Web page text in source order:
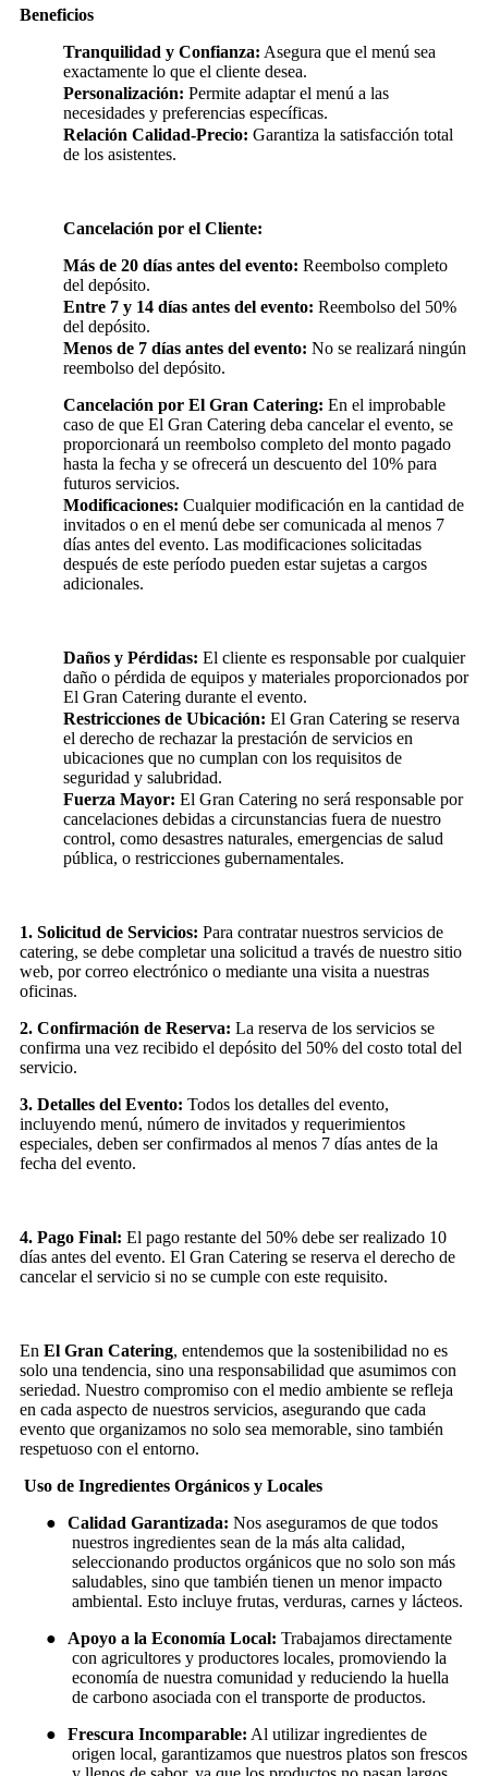
Beneficios
Tranquilidad y Confianza: Asegura que el menú sea
exactamente lo que el cliente desea.
Personalización: Permite adaptar el menú a las
necesidades y preferencias específicas.
Relación Calidad-Precio: Garantiza la satisfacción total
de los asistentes.
Cancelación por el Cliente:
Más de 20 días antes del evento: Reembolso completo
del depósito.
Entre 7 y 14 días antes del evento: Reembolso del 50%
del depósito.
Menos de 7 días antes del evento: No se realizará ningún
reembolso del depósito.
Cancelación por El Gran Catering: En el improbable
caso de que El Gran Catering deba cancelar el evento, se
proporcionará un reembolso completo del monto pagado
hasta la fecha y se ofrecerá un descuento del 10% para
futuros servicios.
Modificaciones: Cualquier modificación en la cantidad de
invitados o en el menú debe ser comunicada al menos 7
días antes del evento. Las modificaciones solicitadas
después de este período pueden estar sujetas a cargos
adicionales.
Daños y Pérdidas: El cliente es responsable por cualquier
daño o pérdida de equipos y materiales proporcionados por
El Gran Catering durante el evento.
Restricciones de Ubicación: El Gran Catering se reserva
el derecho de rechazar la prestación de servicios en
ubicaciones que no cumplan con los requisitos de
seguridad y salubridad.
Fuerza Mayor: El Gran Catering no será responsable por
cancelaciones debidas a circunstancias fuera de nuestro
control, como desastres naturales, emergencias de salud
pública, o restricciones gubernamentales.
1. Solicitud de Servicios: Para contratar nuestros servicios de
catering, se debe completar una solicitud a través de nuestro sitio
web, por correo electrónico o mediante una visita a nuestras
oficinas.
2. Confirmación de Reserva: La reserva de los servicios se
confirma una vez recibido el depósito del 50% del costo total del
servicio.
3. Detalles del Evento: Todos los detalles del evento,
incluyendo menú, número de invitados y requerimientos
especiales, deben ser confirmados al menos 7 días antes de la
fecha del evento.
4. Pago Final: El pago restante del 50% debe ser realizado 10
días antes del evento. El Gran Catering se reserva el derecho de
cancelar el servicio si no se cumple con este requisito.
En El Gran Catering, entendemos que la sostenibilidad no es
solo una tendencia, sino una responsabilidad que asumimos con
seriedad. Nuestro compromiso con el medio ambiente se refleja
en cada aspecto de nuestros servicios, asegurando que cada
evento que organizamos no solo sea memorable, sino también
respetuoso con el entorno.
Uso de Ingredientes Orgánicos y Locales
●
Calidad Garantizada: Nos aseguramos de que todos
nuestros ingredientes sean de la más alta calidad,
seleccionando productos orgánicos que no solo son más
saludables, sino que también tienen un menor impacto
ambiental. Esto incluye frutas, verduras, carnes y lácteos.
●
Apoyo a la Economía Local: Trabajamos directamente
con agricultores y productores locales, promoviendo la
economía de nuestra comunidad y reduciendo la huella
de carbono asociada con el transporte de productos.
●
Frescura Incomparable: Al utilizar ingredientes de
origen local, garantizamos que nuestros platos son frescos